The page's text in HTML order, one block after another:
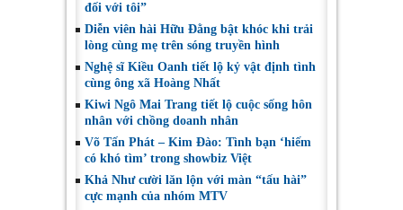
đối với tôi”
Diễn viên hài Hữu Đằng bật khóc khi trải
lòng cùng mẹ trên sóng truyền hình
Nghệ sĩ Kiều Oanh tiết lộ kỷ vật định tình
cùng ông xã Hoàng Nhất
Kiwi Ngô Mai Trang tiết lộ cuộc sống hôn
nhân với chồng doanh nhân
Võ Tấn Phát – Kim Đào: Tình bạn ‘hiếm
có khó tìm’ trong showbiz Việt
Khả Như cười lăn lộn với màn “tấu hài”
cực mạnh của nhóm MTV